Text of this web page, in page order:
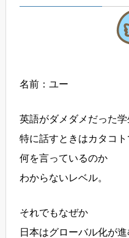
名前：ユー
英語がダメダメだった学
特に話すときはカタコ
何を言っているのか
わからないレベル。
それでもなぜか
日本はグローバル化が進